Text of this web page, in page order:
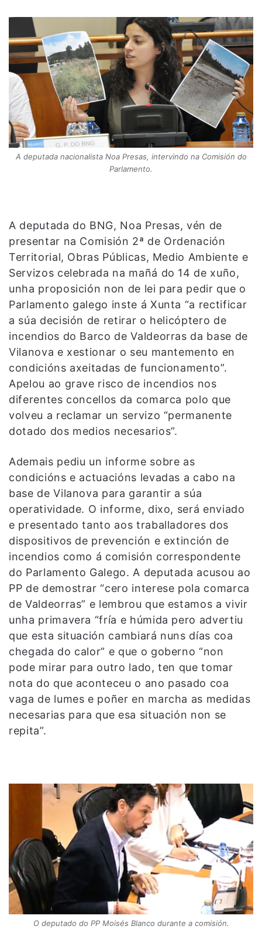
A deputada nacionalista Noa Presas, intervindo na Comisión do
Parlamento.
A deputada do BNG, Noa Presas, vén de
presentar na Comisión 2ª de Ordenación
Territorial, Obras Públicas, Medio Ambiente e
Servizos celebrada na mañá do 14 de xuño,
unha proposición non de lei para pedir que o
Parlamento galego inste á Xunta “a rectificar
a súa decisión de retirar o helicóptero de
incendios do Barco de Valdeorras da base de
Vilanova e xestionar o seu mantemento en
condicións axeitadas de funcionamento”.
Apelou ao grave risco de incendios nos
diferentes concellos da comarca polo que
volveu a reclamar un servizo “permanente
dotado dos medios necesarios”.
Ademais pediu un informe sobre as
condicións e actuacións levadas a cabo na
base de Vilanova para garantir a súa
operatividade. O informe, dixo, será enviado
e presentado tanto aos traballadores dos
dispositivos de prevención e extinción de
incendios como á comisión correspondente
do Parlamento Galego. A deputada acusou ao
PP de demostrar “cero interese pola comarca
de Valdeorras” e lembrou que estamos a vivir
unha primavera “fría e húmida pero advertiu
que esta situación cambiará nuns días coa
chegada do calor” e que o goberno “non
pode mirar para outro lado, ten que tomar
nota do que aconteceu o ano pasado coa
vaga de lumes e poñer en marcha as medidas
necesarias para que esa situación non se
repita”.
O deputado do PP Moisés Blanco durante a comisión.